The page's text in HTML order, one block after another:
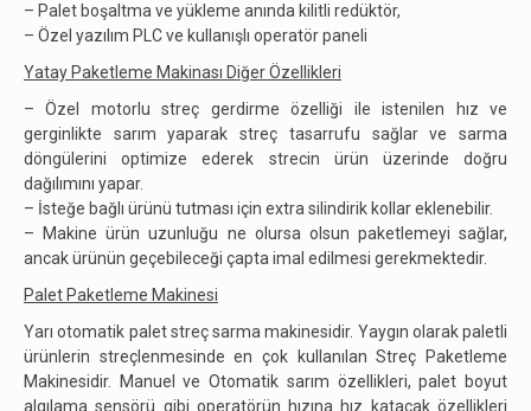
– Palet boşaltma ve yükleme anında kilitli redüktör,
– Özel yazılım PLC ve kullanışlı operatör paneli
Yatay Paketleme Makinası Diğer Özellikleri
– Özel motorlu streç gerdirme özelliği ile istenilen hız ve
gerginlikte sarım yaparak streç tasarrufu sağlar ve sarma
döngülerini optimize ederek strecin ürün üzerinde doğru
dağılımını yapar.
– İsteğe bağlı ürünü tutması için extra silindirik kollar eklenebilir.
– Makine ürün uzunluğu ne olursa olsun paketlemeyi sağlar,
ancak ürünün geçebileceği çapta imal edilmesi gerekmektedir.
Palet Paketleme Makinesi
Yarı otomatik palet streç sarma makinesidir. Yaygın olarak paletli
ürünlerin streçlenmesinde en çok kullanılan Streç Paketleme
Makinesidir. Manuel ve Otomatik sarım özellikleri, palet boyut
algılama sensörü gibi operatörün hızına hız katacak özellikleri